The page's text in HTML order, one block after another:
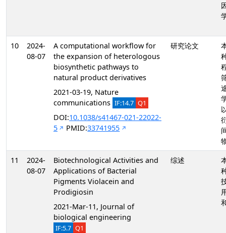
10
2024-
08-07
A computational workflow for
the expansion of heterologous
biosynthetic pathways to
natural product derivatives
2021-03-19, Nature
communications IF:14.7 Q1
DOI:10.1038/s41467-021-22022-
5
PMID:33741955
研究论文
11
2024-
08-07
Biotechnological Activities and
Applications of Bacterial
Pigments Violacein and
Prodigiosin
2021-Mar-11, Journal of
biological engineering
IF:5.7 Q1
综述